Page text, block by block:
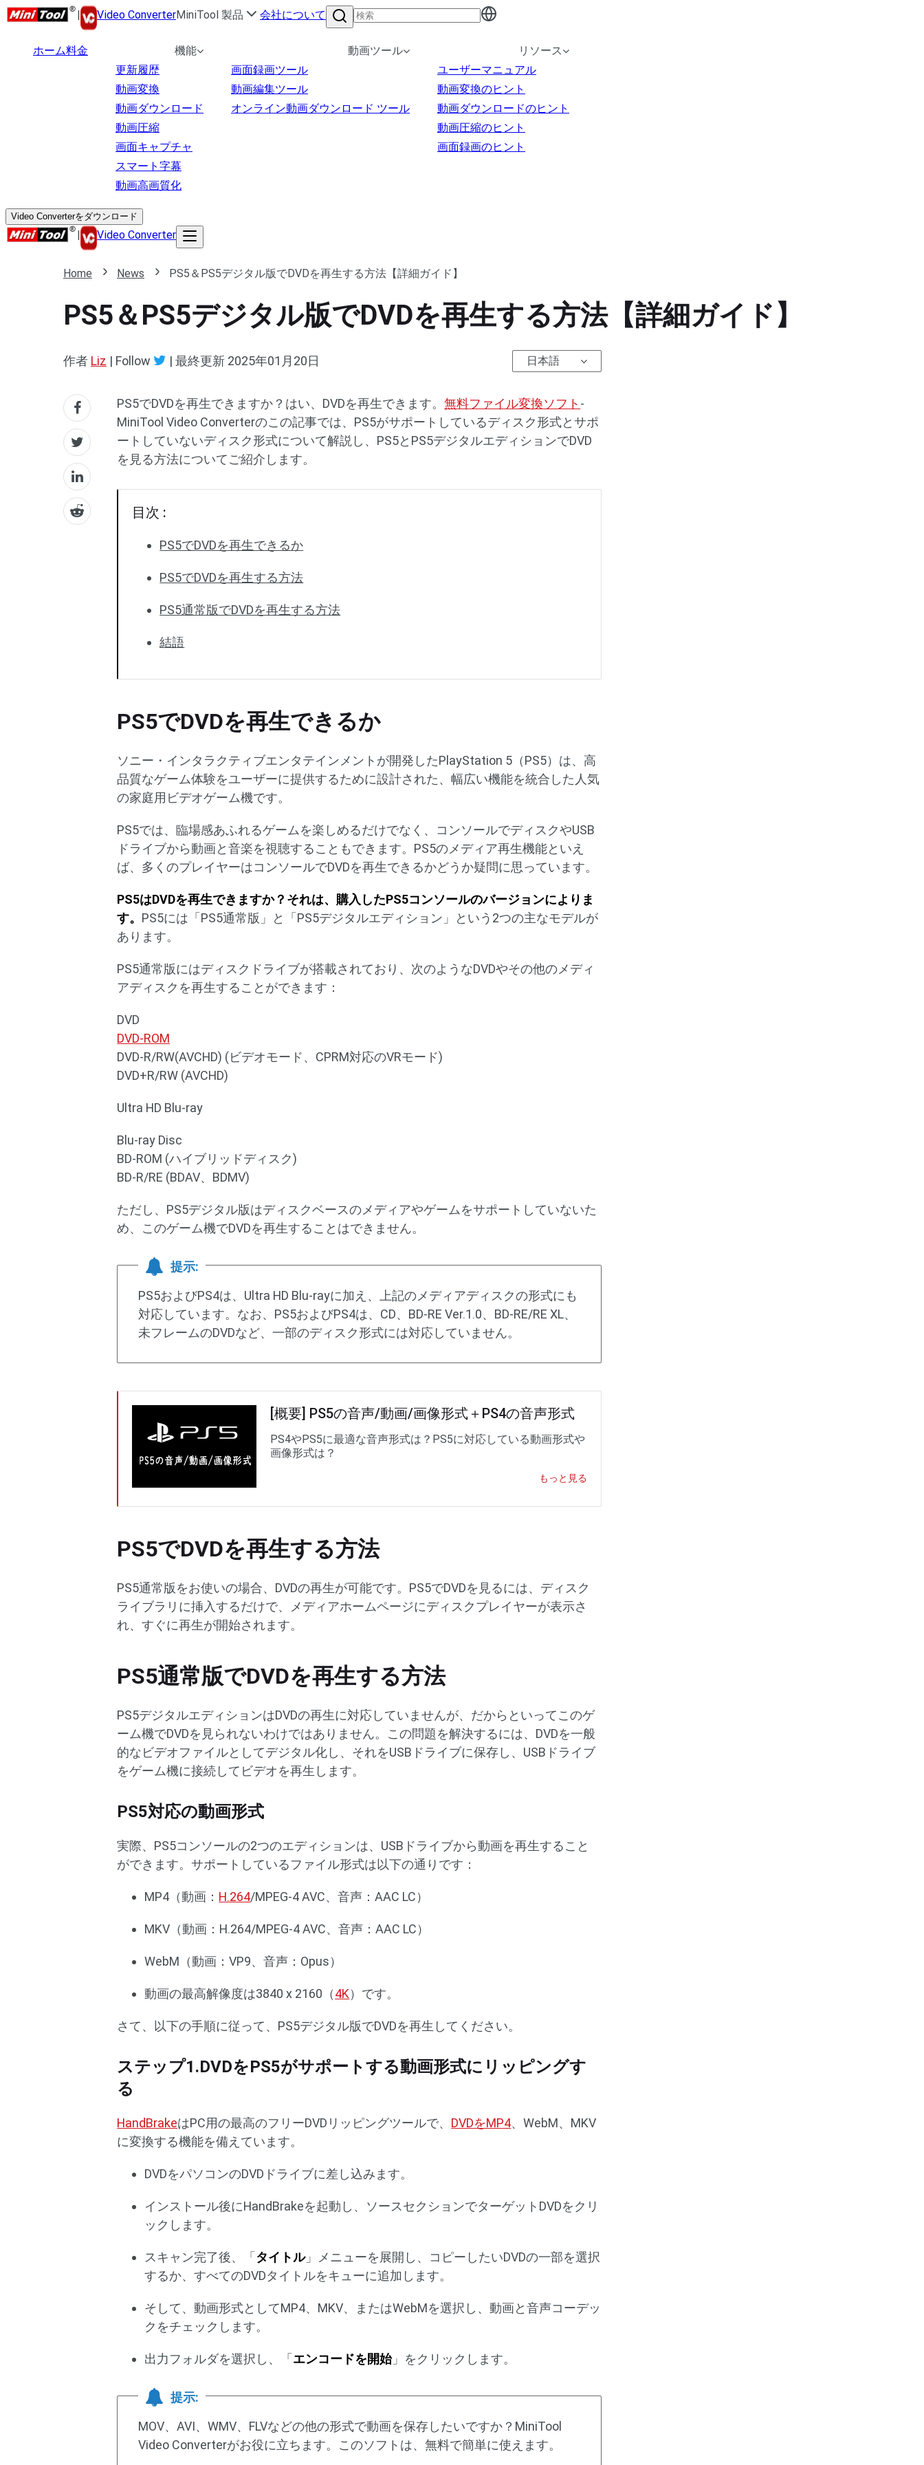
| Video ConverterMiniTool 製品 会社について
ホーム料金
機能
更新履歴
動画変換
動画ダウンロード
動画圧縮
画面キャプチャ
スマート字幕
動画高画質化
動画ツール
画面録画ツール
動画編集ツール
オンライン動画ダウンロード ツール
リソース
ユーザーマニュアル
動画変換のヒント
動画ダウンロードのヒント
動画圧縮のヒント
画面録画のヒント
Video Converterをダウンロード
| Video Converter
Home News PS5＆PS5デジタル版でDVDを再生する方法【詳細ガイド】
PS5＆PS5デジタル版でDVDを再生する方法【詳細ガイド】
作者 Liz | Follow | 最終更新 2025年01月20日 日本語
PS5でDVDを再生できますか？はい、DVDを再生できます。無料ファイル変換ソフト -
MiniTool Video Converterのこの記事では、PS5がサポートしているディスク形式とサポ
ートしていないディスク形式について解説し、PS5とPS5デジタルエディションでDVD
を見る方法についてご紹介します。
目次 :
PS5でDVDを再生できるか
PS5でDVDを再生する方法
PS5通常版でDVDを再生する方法
結語
PS5でDVDを再生できるか
ソニー・インタラクティブエンタテインメントが開発したPlayStation 5（PS5）は、高
品質なゲーム体験をユーザーに提供するために設計された、幅広い機能を統合した人気
の家庭用ビデオゲーム機です。
PS5では、臨場感あふれるゲームを楽しめるだけでなく、コンソールでディスクやUSB
ドライブから動画と音楽を視聴することもできます。PS5のメディア再生機能といえ
ば、多くのプレイヤーはコンソールでDVDを再生できるかどうか疑問に思っています。
PS5はDVDを再生できますか？それは、購入したPS5コンソールのバージョンによりま
す。 PS5には「PS5通常版」と「PS5デジタルエディション」という2つの主なモデルが
あります。
PS5通常版にはディスクドライブが搭載されており、次のようなDVDやその他のメディ
アディスクを再生することができます：
DVD
DVD-ROM
DVD-R/RW(AVCHD) (ビデオモード、CPRM対応のVRモード)
DVD+R/RW (AVCHD)
Ultra HD Blu-ray
Blu-ray Disc
BD-ROM (ハイブリッドディスク)
BD-R/RE (BDAV、BDMV)
ただし、PS5デジタル版はディスクベースのメディアやゲームをサポートしていないた
め、このゲーム機でDVDを再生することはできません。
提示:
PS5およびPS4は、Ultra HD Blu-rayに加え、上記のメディアディスクの形式にも
対応しています。なお、PS5およびPS4は、CD、BD-RE Ver.1.0、BD-RE/RE XL、
未フレームのDVDなど、一部のディスク形式には対応していません。
[概要] PS5の音声/動画/画像形式＋PS4の音声形式
PS4やPS5に最適な音声形式は？PS5に対応している動画形式や
画像形式は？
もっと見る
PS5でDVDを再生する方法
PS5通常版をお使いの場合、DVDの再生が可能です。PS5でDVDを見るには、ディスク
ライブラリに挿入するだけで、メディアホームページにディスクプレイヤーが表示さ
れ、すぐに再生が開始されます。
PS5通常版でDVDを再生する方法
PS5デジタルエディションはDVDの再生に対応していませんが、だからといってこのゲ
ーム機でDVDを見られないわけではありません。この問題を解決するには、DVDを一般
的なビデオファイルとしてデジタル化し、それをUSBドライブに保存し、USBドライブ
をゲーム機に接続してビデオを再生します。
PS5対応の動画形式
実際、PS5コンソールの2つのエディションは、USBドライブから動画を再生すること
ができます。サポートしているファイル形式は以下の通りです：
MP4（動画： H.264/MPEG-4 AVC、音声：AAC LC）
MKV（動画：H.264/MPEG-4 AVC、音声：AAC LC）
WebM（動画：VP9、音声：Opus）
動画の最高解像度は3840 x 2160（4K）です。
さて、以下の手順に従って、PS5デジタル版でDVDを再生してください。
ステップ1.DVDをPS5がサポートする動画形式にリッピングす
る
HandBrakeはPC用の最高のフリーDVDリッピングツールで、 DVDをMP4、WebM、MKV
に変換する機能を備えています。
DVDをパソコンのDVDドライブに差し込みます。
インストール後にHandBrakeを起動し、ソースセクションでターゲットDVDをクリ
ックします。
スキャン完了後、「 タイトル」メニューを展開し、コピーしたいDVDの一部を選択
するか、すべてのDVDタイトルをキューに追加します。
そして、動画形式としてMP4、MKV、またはWebMを選択し、動画と音声コーデッ
クをチェックします。
出力フォルダを選択し、「 エンコードを開始」をクリックします。
提示:
MOV、AVI、WMV、FLVなどの他の形式で動画を保存したいですか？MiniTool
Video Converterがお役に立ちます。このソフトは、無料で簡単に使えます。